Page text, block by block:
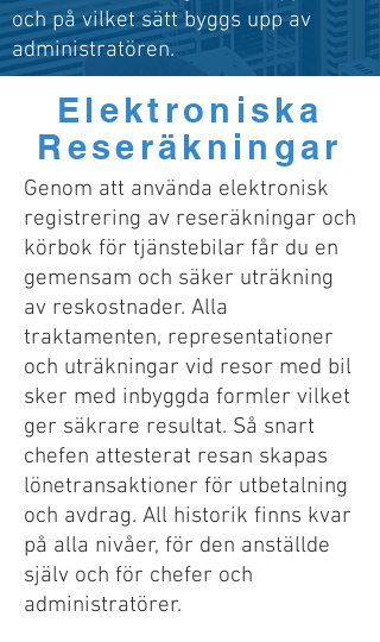
och på vilket sätt byggs upp av
administratören.
Elektroniska
Reseräkningar
Genom att använda elektronisk
registrering av reseräkningar och
körbok för tjänstebilar får du en
gemensam och säker uträkning
av reskostnader. Alla
traktamenten, representationer
och uträkningar vid resor med bil
sker med inbyggda formler vilket
ger säkrare resultat. Så snart
chefen attesterat resan skapas
lönetransaktioner för utbetalning
och avdrag. All historik finns kvar
på alla nivåer, för den anställde
själv och för chefer och
administratörer.